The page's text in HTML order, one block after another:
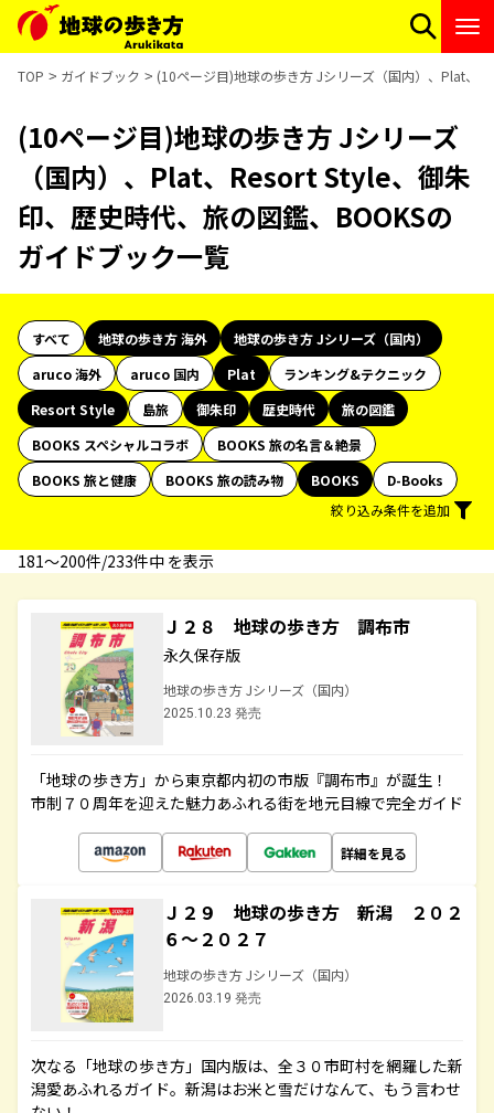
TOP ガイドブック (10ページ目)地球の歩き方 Jシリーズ（国内）、Plat、
(10ページ目)地球の歩き方 Jシリーズ
（国内）、Plat、Resort Style、御朱
印、歴史時代、旅の図鑑、BOOKSの
ガイドブック一覧
すべて 地球の歩き方 海外
地球の歩き方 Jシリーズ（国内）
aruco 海外
aruco 国内 Plat
ランキング&テクニック
Resort Style
島旅 御朱印 歴史時代
旅の図鑑
BOOKS スペシャルコラボ
BOOKS 旅の名言＆絶景
BOOKS 旅と健康
BOOKS 旅の読み物 BOOKS
D-Books
絞り込み条件を追加
181〜200件/233件中 を表示
Ｊ２８ 地球の歩き方 調布市
永久保存版
地球の歩き方 Jシリーズ（国内）
2025.10.23 発売
「地球の歩き方」から東京都内初の市版『調布市』が誕生！
市制７０周年を迎えた魅力あふれる街を地元目線で完全ガイド
詳細を見る
Ｊ２９ 地球の歩き方 新潟 ２０２
６～２０２７
地球の歩き方 Jシリーズ（国内）
2026.03.19 発売
次なる「地球の歩き方」国内版は、全３０市町村を網羅した新
潟愛あふれるガイド。新潟はお米と雪だけなんて、もう言わせ